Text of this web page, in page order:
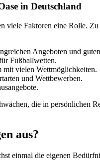
in Deutschland
viele Faktoren eine Rolle.
Angeboten und
Fußballwetten.
mit vielen Wettmöglichkeiten.
und Wettbewerben.
die in persönlichen
aus?
einmal die eigenen